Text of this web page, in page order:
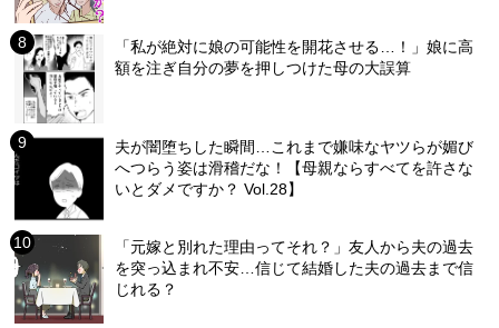
「私が絶対に娘の可能性を開花させる…！」娘に高
額を注ぎ自分の夢を押しつけた母の大誤算
夫が闇堕ちした瞬間…これまで嫌味なヤツらが媚び
へつらう姿は滑稽だな！【母親ならすべてを許さな
いとダメですか？ Vol.28】
「元嫁と別れた理由ってそれ？」友人から夫の過去
を突っ込まれ不安…信じて結婚した夫の過去まで信
じれる？